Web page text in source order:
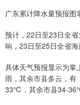
广东累计降水量预报图
预计，22日至23日全
响，23日至25日全省海
具体天气预报显示为掌
雨，其余市县多云，有
33℃，其余市县34-